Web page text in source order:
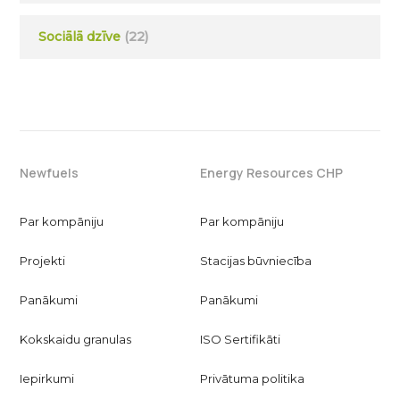
Sociālā dzīve (22)
Newfuels
Par kompāniju
Projekti
Panākumi
Kokskaidu granulas
Iepirkumi
Energy Resources CHP
Par kompāniju
Stacijas būvniecība
Panākumi
ISO Sertifikāti
Privātuma politika